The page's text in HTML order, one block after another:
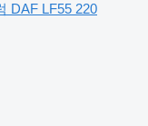
DAF LF55 220